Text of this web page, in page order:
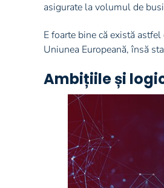
asigurate la volumul de
E foarte bine că există
Uniunea Europeană, însă
Ambițiile și